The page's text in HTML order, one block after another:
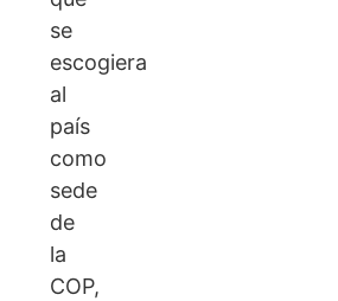
se
escogiera
al
país
como
sede
de
la
COP,